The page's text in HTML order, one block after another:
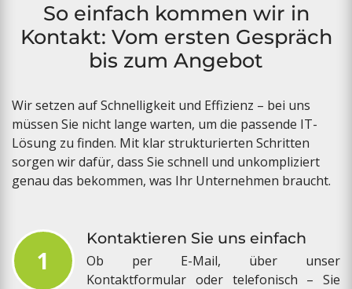
So einfach kommen wir in
Kontakt: Vom ersten Gespräch
bis zum Angebot
Wir setzen auf Schnelligkeit und Effizienz – bei uns
müssen Sie nicht lange warten, um die passende IT-
Lösung zu finden. Mit klar strukturierten Schritten
sorgen wir dafür, dass Sie schnell und unkompliziert
genau das bekommen, was Ihr Unternehmen braucht.
1
Kontaktieren Sie uns einfach
Ob per E-Mail, über unser
Kontaktformular oder telefonisch – Sie